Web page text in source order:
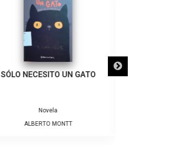
SÓLO NECESITO UN GATO
Novela
ALBERTO MONTT